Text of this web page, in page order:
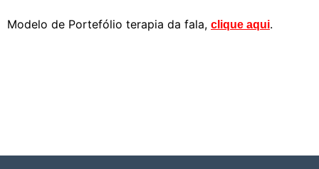
Modelo de Portefólio terapia da fala, clique aqui.